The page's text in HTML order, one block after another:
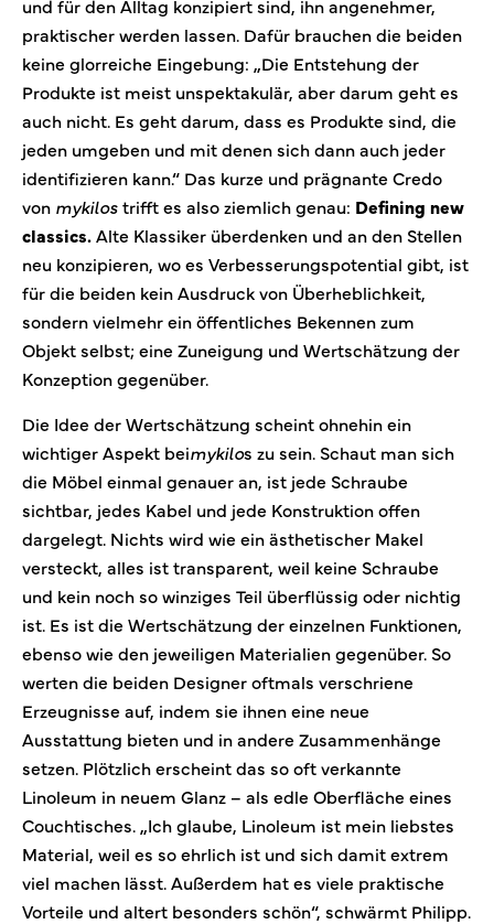
und für den Alltag konzipiert sind, ihn angenehmer,
praktischer werden lassen. Dafür brauchen die beiden
keine glorreiche Eingebung: „Die Entstehung der
Produkte ist meist unspektakulär, aber darum geht es
auch nicht. Es geht darum, dass es Produkte sind, die
jeden umgeben und mit denen sich dann auch jeder
identifizieren kann.“ Das kurze und prägnante Credo
von mykilostrifft es also ziemlich genau: Defining new
classics.Alte Klassiker überdenken und an den Stellen
neu konzipieren, wo es Verbesserungspotential gibt, ist
für die beiden kein Ausdruck von Überheblichkeit,
sondern vielmehr ein öffentliches Bekennen zum
Objekt selbst; eine Zuneigung und Wertschätzung der
Konzeption gegenüber.
Die Idee der Wertschätzung scheint ohnehin ein
wichtiger Aspekt beimykilos zu sein. Schaut man sich
die Möbel einmal genauer an, ist jede Schraube
sichtbar, jedes Kabel und jede Konstruktion offen
dargelegt. Nichts wird wie ein ästhetischer Makel
versteckt, alles ist transparent, weil keine Schraube
und kein noch so winziges Teil überflüssig oder nichtig
ist. Es ist die Wertschätzung der einzelnen Funktionen,
ebenso wie den jeweiligen Materialien gegenüber. So
werten die beiden Designer oftmals verschriene
Erzeugnisse auf, indem sie ihnen eine neue
Ausstattung bieten und in andere Zusammenhänge
setzen. Plötzlich erscheint das so oft verkannte
Linoleum in neuem Glanz – als edle Oberfläche eines
Couchtisches. „Ich glaube, Linoleum ist mein liebstes
Material, weil es so ehrlich ist und sich damit extrem
viel machen lässt. Außerdem hat es viele praktische
Vorteile und altert besonders schön“, schwärmt Philipp.